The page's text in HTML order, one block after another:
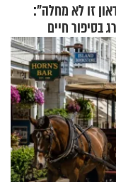
זו לא מחלה":
בסיפור חיים